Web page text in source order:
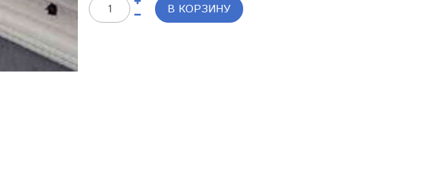
В КОРЗИНУ